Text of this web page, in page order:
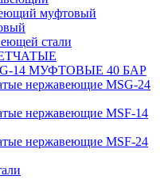
муфтовый
стали
14 МУФТОВЫЕ 40 БАР
нержавеющие MSG-24
нержавеющие MSF-14
нержавеющие MSF-24